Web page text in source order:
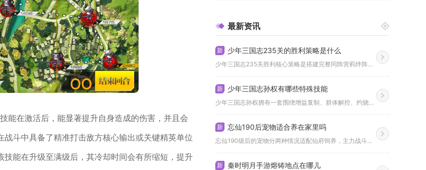
能在激活后，能显著提升自身造成的伤害，并且会
斗中具备了精准打击敌方核心输出或关键精英单位
能在升级至满级后，其冷却时间会有所缩短，提升
最新资讯
新 少年三国志235关的胜利策略是什么
少年三国志235关胜利核心策略是搭建完整同阵营羁绊阵容，搭配...
新 少年三国志孙权有哪些特殊技能
少年三国志孙权拥有一套围绕增益复制、群体解控、灼烧强化、承伤...
新 忘仙190后宠物适合养在家里吗
忘仙190级后的宠物分两种情况适配仙府饲养，主力战斗宠不建议...
新 秦时明月手游熔铸地点在哪儿